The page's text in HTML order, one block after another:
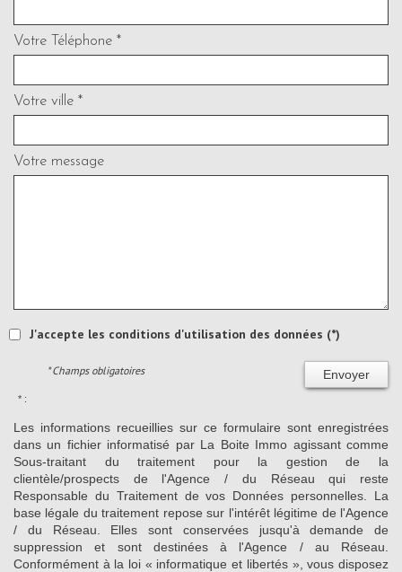
Votre Téléphone *
Votre ville *
Votre message
J'accepte les conditions d'utilisation des données (*)
Envoyer
* Champs obligatoires
* :
Les informations recueillies sur ce formulaire sont enregistrées
dans un fichier informatisé par La Boite Immo agissant comme
Sous-traitant du traitement pour la gestion de la
clientèle/prospects de l'Agence / du Réseau qui reste
Responsable du Traitement de vos Données personnelles. La
base légale du traitement repose sur l'intérêt légitime de l'Agence
/ du Réseau. Elles sont conservées jusqu'à demande de
suppression et sont destinées à l'Agence / au Réseau.
Conformément à la loi « informatique et libertés », vous disposez